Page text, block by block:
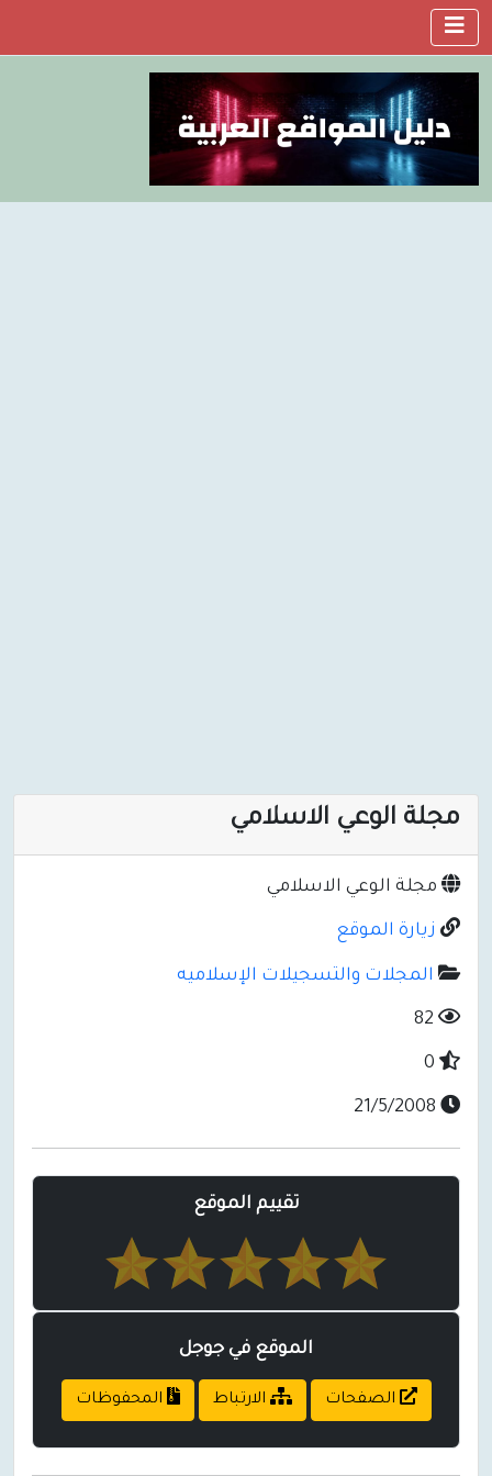
مجلة الوعي الاسلامي
مجلة الوعي الاسلامي
زيارة الموقع
المجلات والتسجيلات الإسلاميه
تقييم الموقع
الموقع في جوجل
الصفحات الارتباط المحفوظات